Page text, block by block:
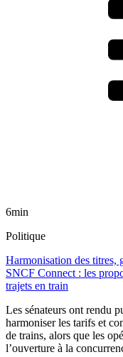
6min
Politique
Harmonisation des titres,
SNCF Connect : les
trajets en train
Les sénateurs ont rendu
harmoniser les tarifs et
de trains, alors que les
l’ouverture à la